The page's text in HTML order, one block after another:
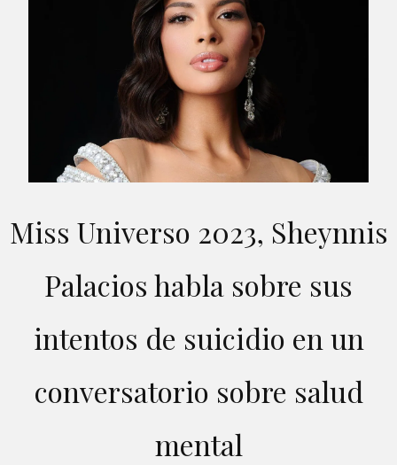
Miss Universo 2023, Sheynnis
Palacios habla sobre sus
intentos de suicidio en un
conversatorio sobre salud
mental